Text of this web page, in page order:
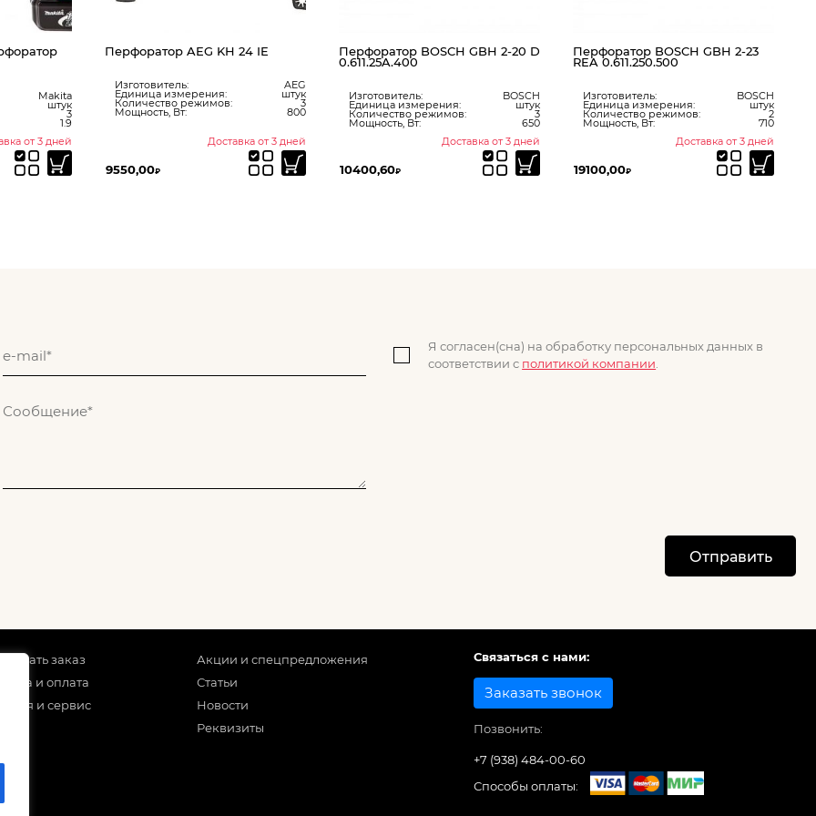
Makita
штук
3
1.9
от 3 дней
Перфоратор AEG KH 24 IE
Изготовитель: AEG
Единица измерения: штук
Количество режимов: 3
Мощность, Вт: 800
Доставка от 3 дней
9550,00₽
Перфоратор BOSCH GBH 2-20 D
0.611.25A.400
Изготовитель: BOSCH
Единица измерения: штук
Количество режимов: 3
Мощность, Вт:
650
Доставка от 3 дней
10400,60₽
Перфоратор BOSCH GBH 2-23
REA 0.611.250.500
Изготовитель: BOSCH
Единица измерения: штук
Количество режимов: 2
Мощность, Вт:
710
Доставка от 3 дней
19100,00₽
Я согласен(сна) на обработку персональных данных в
соответствии с политикой компании
Отправить
сделать заказ
и оплата
и сервис
Акции и спецпредложения
Статьи
Новости
Реквизиты
Связаться с нами:
Заказать звонок
Позвонить:
+7 (938) 484-00-60
Способы оплаты: